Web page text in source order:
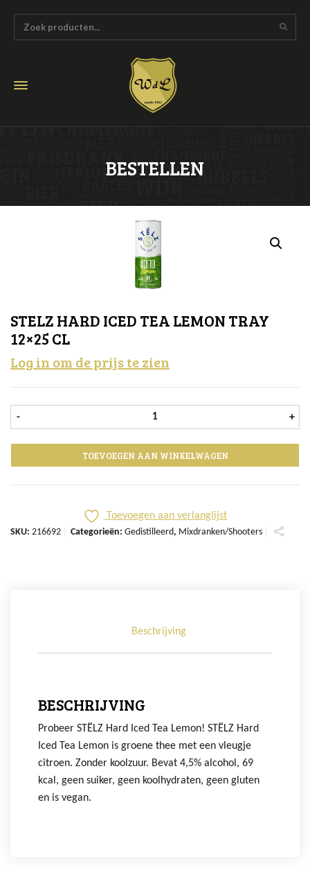
BESTELLEN
STELZ HARD ICED TEA LEMON TRAY
12×25 CL
Log in om de prijs te zien
- Stelz Hard Iced Tea Lemon tray+
TOEVOEGEN AAN WINKELWAGEN
Toevoegen aan verlanglijst
SKU: 216692 Categorieën: Gedistilleerd, Mixdranken/Shooters
Beschrijving
BESCHRIJVING
Probeer STËLZ Hard Iced Tea Lemon! STËLZ Hard
Iced Tea Lemon is groene thee met een vleugje
citroen. Zonder koolzuur. Bevat 4,5% alcohol, 69
kcal, geen suiker, geen koolhydraten, geen gluten
en is vegan.